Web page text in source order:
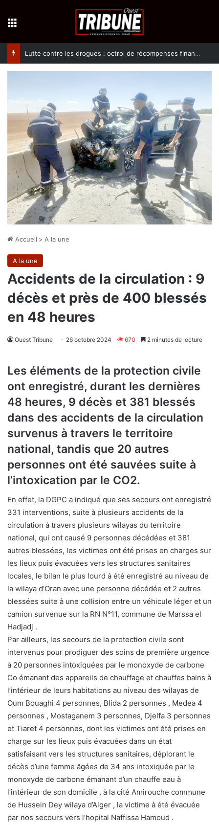
Lutte contre les drogues : octroi de récompenses financières aux dénonciateurs de trafiquants
Accueil > A la une
A la une
Accidents de la circulation : 9
décès et près de 400 blessés
en 48 heures
Ouest Tribune 26 octobre 2024 670 2 minutes de lecture
Les éléments de la protection civile
ont enregistré, durant les dernières
48 heures, 9 décès et 381 blessés
dans des accidents de la circulation
survenus à travers le territoire
national, tandis que 20 autres
personnes ont été sauvées suite à
l’intoxication par le CO2.
En effet, la DGPC a indiqué que ses secours ont enregistré
331 interventions, suite à plusieurs accidents de la
circulation à travers plusieurs wilayas du territoire
national, qui ont causé 9 personnes décédées et 381
autres blessées, les victimes ont été prises en charges sur
les lieux puis évacuées vers les structures sanitaires
locales, le bilan le plus lourd à été enregistré au niveau de
la wilaya d’Oran avec une personne décédée et 2 autres
blessées suite à une collision entre un véhicule léger et un
camion survenue sur la RN N°11, commune de Marssa el
Hadjadj .
Par ailleurs, les secours de la protection civile sont
intervenus pour prodiguer des soins de première urgence
à 20 personnes intoxiquées par le monoxyde de carbone
Co émanant des appareils de chauffage et chauffes bains à
l’intérieur de leurs habitations au niveau des wilayas de
Oum Bouaghi 4 personnes, Blida 2 personnes , Medea 4
personnes , Mostaganem 3 personnes, Djelfa 3 personnes
et Tiaret 4 personnes, dont les victimes ont été prises en
charge sur les lieux puis évacuées dans un état
satisfaisant vers les structures sanitaires, déplorant le
décès d’une femme âgées de 34 ans intoxiquée par le
monoxyde de carbone émanant d’un chauffe eau à
l’intérieur de son domicile , à la cité Amirouche commune
de Hussein Dey wilaya d’Alger , la victime à été évacuée
par nos secours vers l’hopital Naffissa Hamoud .